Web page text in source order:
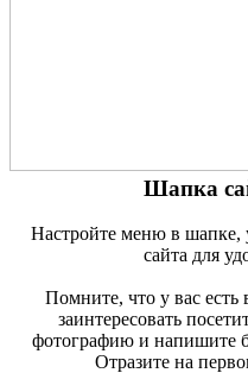
Шапка
Настройте меню в шапке,
сайта для
Помните, что у вас есть
заинтересовать
фотографию и напишите
Отразите на